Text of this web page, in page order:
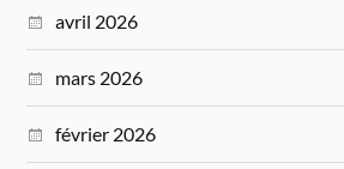
avril 2026
mars 2026
février 2026